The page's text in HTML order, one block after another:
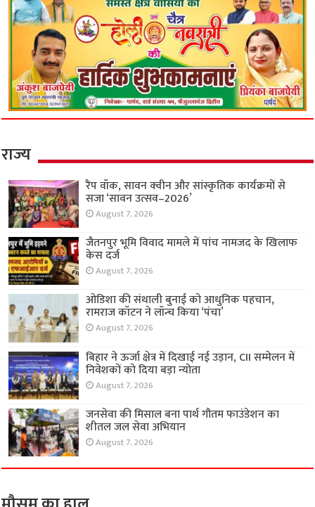
राज्य
रैंप वॉक, सावन क्वीन और सांस्कृतिक कार्यक्रमों से
सजा ‘सावन उत्सव–2026’
August 7, 2026
जैतनपुर भूमि विवाद मामले में पांच नामजद के खिलाफ
केस दर्ज
August 7, 2026
ओडिशा की संथाली बुनाई को आधुनिक पहचान,
रामराज कॉटन ने लॉन्च किया ‘पंचा’
August 7, 2026
बिहार ने ऊर्जा क्षेत्र में दिखाई नई उड़ान, CII सम्मेलन में
निवेशकों को दिया बड़ा न्योता
August 7, 2026
जनसेवा की मिसाल बना पार्थ गौतम फाउंडेशन का
शीतल जल सेवा अभियान
August 7, 2026